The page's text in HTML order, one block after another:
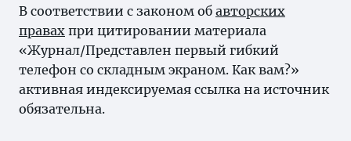
В соответствии с законом об авторских
правах при цитировании материала
«Журнал/Представлен первый гибкий
телефон со складным экраном. Как вам?»
активная индексируемая ссылка на источник
обязательна.